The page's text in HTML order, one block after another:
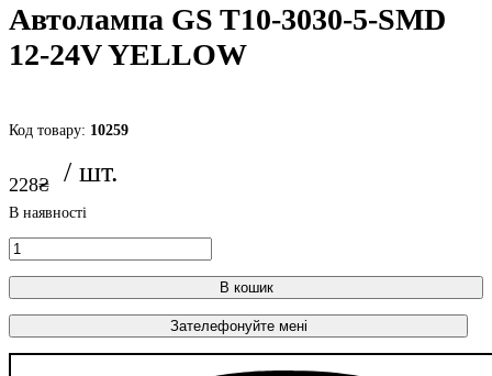
Автолампа GS T10-3030-5-SMD
12-24V YELLOW
10259
228₴
В кошик
Зателефонуйте мені